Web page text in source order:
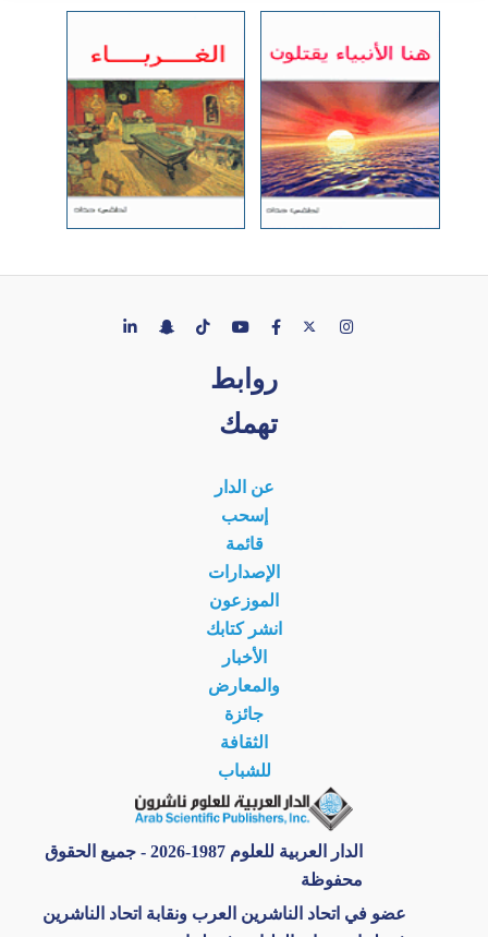
روابط
تهمك
عن الدار
إسحب
قائمة
الإصدارات
الموزعون
انشر كتابك
الأخبار
والمعارض
جائزة
الثقافة
للشباب
الدار العربية للعلوم 1987-2026 - جميع الحقوق
محفوظة
عضو في اتحاد الناشرين العرب ونقابة اتحاد الناشرين